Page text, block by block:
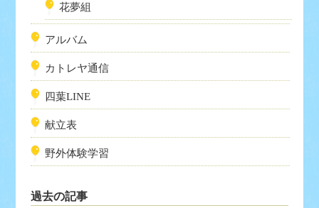
花夢組
アルバム
カトレヤ通信
四葉LINE
献立表
野外体験学習
過去の記事